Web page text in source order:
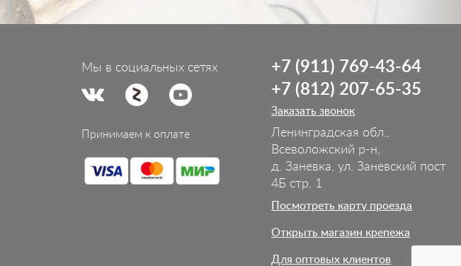
Мы в социальных сетях
Принимаем к оплате
+7 (911) 769-43-64
+7 (812) 207-65-35
Заказать звонок
Ленинградская обл.,
Всеволожский р-н,
д. Заневка, ул. Заневский пост
4Б стр. 1
Посмотреть карту проезда
Открыть магазин крепежа
Для оптовых клиентов